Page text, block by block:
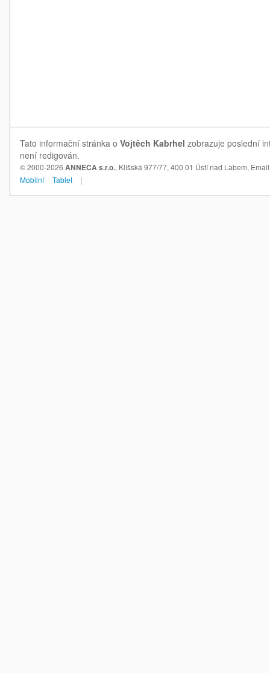
Tato informační stránka o Vojtěch Kabrhel zobrazuje poslední
není redigován.
© 2000-2026 ANNECA s.r.o., Klíšská 977/77, 400 01 Ústí nad Labem,
Mobilní
Tablet |